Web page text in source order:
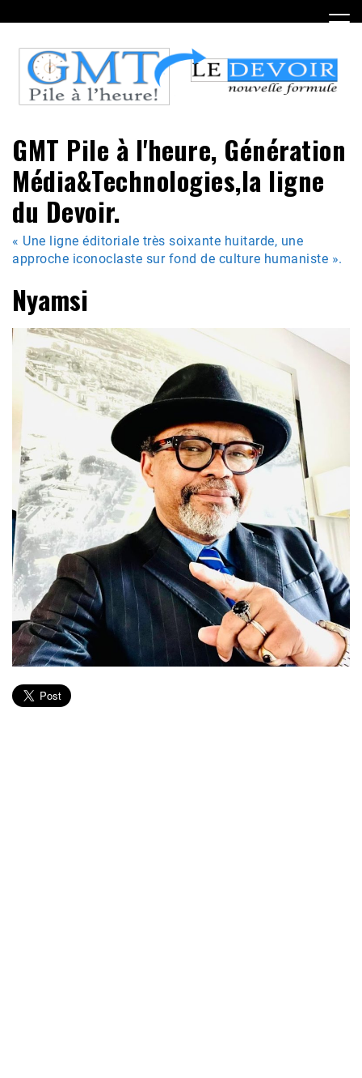
to
content
GMT Pile à l'heure, Génération
Média&Technologies,la ligne
du Devoir.
« Une ligne éditoriale très soixante huitarde, une
approche iconoclaste sur fond de culture humaniste ».
Nyamsi